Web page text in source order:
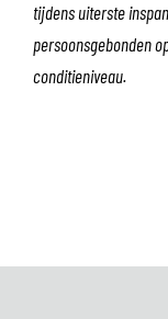
tijdens uiterste
persoonsgebonden
conditieniveau.